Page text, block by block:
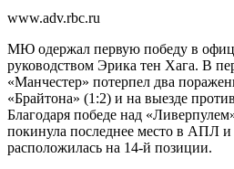
www.adv.rbc.ru
МЮ одержал первую победу в
руководством Эрика тен Хага. В
«Манчестер» потерпел два
«Брайтона» (1:2) и на выезде
Благодаря победе над
покинула последнее место в АПЛ и
расположилась на 14-й позиции.